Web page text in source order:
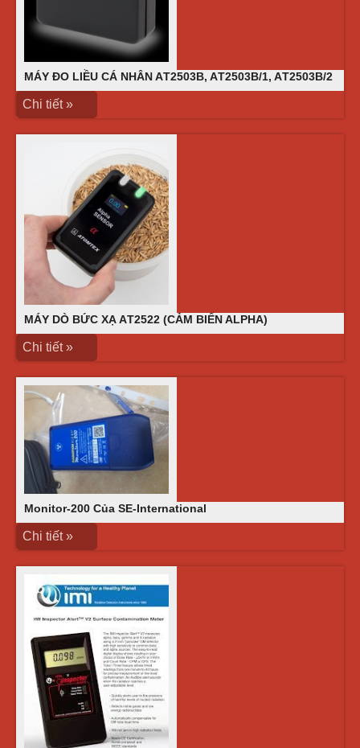
MÁY ĐO LIỀU CÁ NHÂN AТ2503B, AТ2503B/1, AТ2503B/2
Chi tiết »
MÁY DÒ BỨC XẠ AТ2522 (CẢM BIẾN ALPHA)
Chi tiết »
Monitor-200 Của SE-International
Chi tiết »